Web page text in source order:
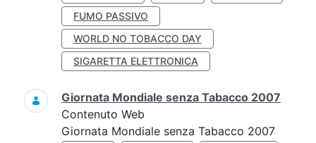
FUMO PASSIVO
WORLD NO TOBACCO DAY
SIGARETTA ELETTRONICA
Giornata Mondiale senza Tabacco 2007
Contenuto Web
Giornata Mondiale senza Tabacco 2007